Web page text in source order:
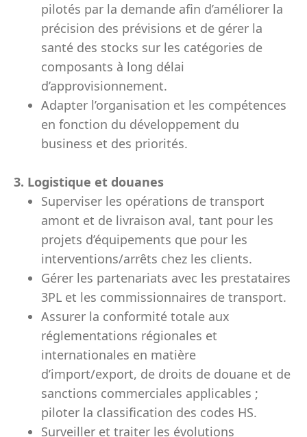
pilotés par la demande afin d’améliorer la
précision des prévisions et de gérer la
santé des stocks sur les catégories de
composants à long délai
d’approvisionnement.
Adapter l’organisation et les compétences
en fonction du développement du
business et des priorités.
3. Logistique et douanes
Superviser les opérations de transport
amont et de livraison aval, tant pour les
projets d’équipements que pour les
interventions/arrêts chez les clients.
Gérer les partenariats avec les prestataires
3PL et les commissionnaires de transport.
Assurer la conformité totale aux
réglementations régionales et
internationales en matière
d’import/export, de droits de douane et de
sanctions commerciales applicables ;
piloter la classification des codes HS.
Surveiller et traiter les évolutions